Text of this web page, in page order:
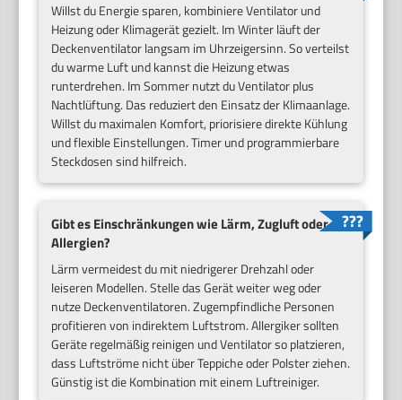
Willst du Energie sparen, kombiniere Ventilator und
Heizung oder Klimagerät gezielt. Im Winter läuft der
Deckenventilator langsam im Uhrzeigersinn. So verteilst
du warme Luft und kannst die Heizung etwas
runterdrehen. Im Sommer nutzt du Ventilator plus
Nachtlüftung. Das reduziert den Einsatz der Klimaanlage.
Willst du maximalen Komfort, priorisiere direkte Kühlung
und flexible Einstellungen. Timer und programmierbare
Steckdosen sind hilfreich.
Gibt es Einschränkungen wie Lärm, Zugluft oder
Allergien?
Lärm vermeidest du mit niedrigerer Drehzahl oder
leiseren Modellen. Stelle das Gerät weiter weg oder
nutze Deckenventilatoren. Zugempfindliche Personen
profitieren von indirektem Luftstrom. Allergiker sollten
Geräte regelmäßig reinigen und Ventilator so platzieren,
dass Luftströme nicht über Teppiche oder Polster ziehen.
Günstig ist die Kombination mit einem Luftreiniger.